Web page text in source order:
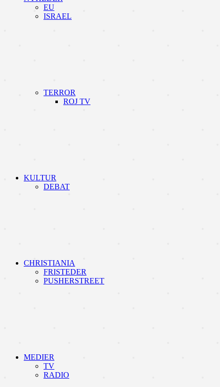
EU
ISRAEL
TERROR
ROJ TV
KULTUR
DEBAT
CHRISTIANIA
FRISTEDER
PUSHERSTREET
MEDIER
TV
RADIO